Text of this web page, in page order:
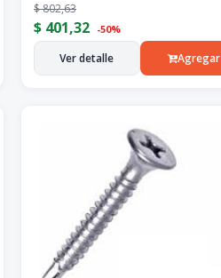
$802,63
$ 401,32 -50%
Ver detalle Agregar